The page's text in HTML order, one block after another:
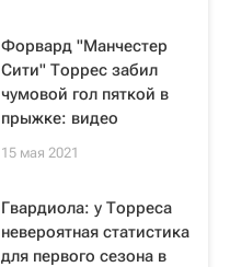
Форвард "Манчестер
Сити" Торрес забил
чумовой гол пяткой в
прыжке: видео
15 мая 2021
Гвардиола: у Торреса
невероятная статистика
для первого сезона в